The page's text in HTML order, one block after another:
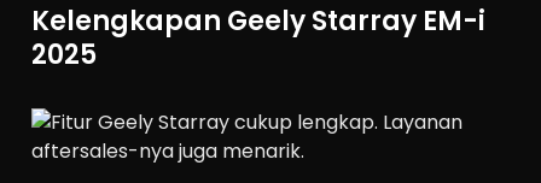
Kelengkapan Geely Starray EM-i
2025